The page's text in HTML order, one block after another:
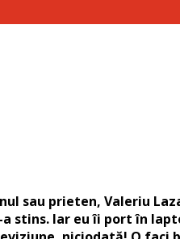
sau prieten, Valeriu
stins. Iar eu îi port în